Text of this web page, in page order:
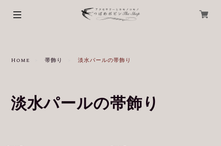
Home 帯飾り 淡水パールの帯飾り
淡水パールの帯飾り